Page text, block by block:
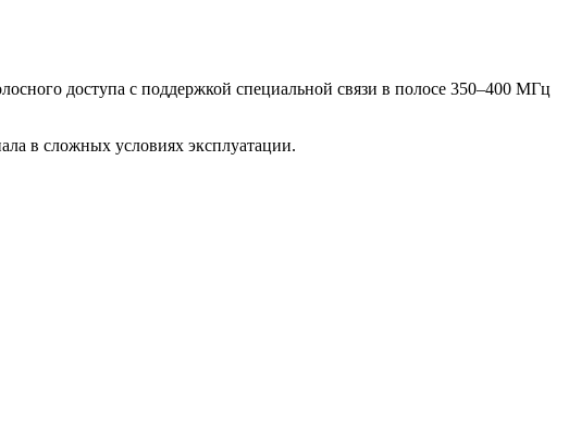
доступа с поддержкой специальной связи в полосе 350–400 МГц
в сложных условиях эксплуатации.